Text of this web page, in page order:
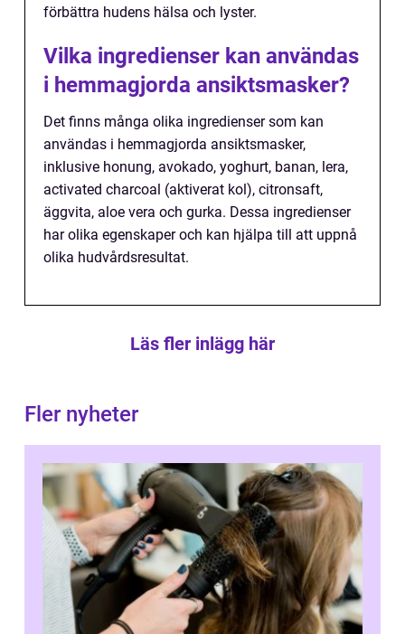
förbättra hudens hälsa och lyster.
Vilka ingredienser kan användas
i hemmagjorda ansiktsmasker?
Det finns många olika ingredienser som kan
användas i hemmagjorda ansiktsmasker,
inklusive honung, avokado, yoghurt, banan, lera,
activated charcoal (aktiverat kol), citronsaft,
äggvita, aloe vera och gurka. Dessa ingredienser
har olika egenskaper och kan hjälpa till att uppnå
olika hudvårdsresultat.
Läs fler inlägg här
Fler nyheter